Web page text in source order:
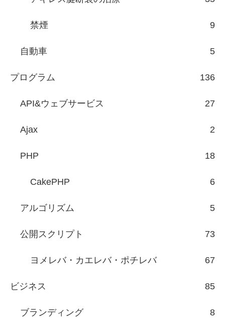
禁煙 9
自動車 5
プログラム 136
API&ウェブサービス 27
Ajax 2
PHP 18
CakePHP 6
アルゴリズム 5
公開スクリプト 73
ヨメレバ・カエレバ・ポチレバ 67
ビジネス 85
ブランディング 8